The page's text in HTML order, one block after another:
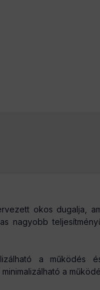
okos dugalja,
nagyobb
a működés
a